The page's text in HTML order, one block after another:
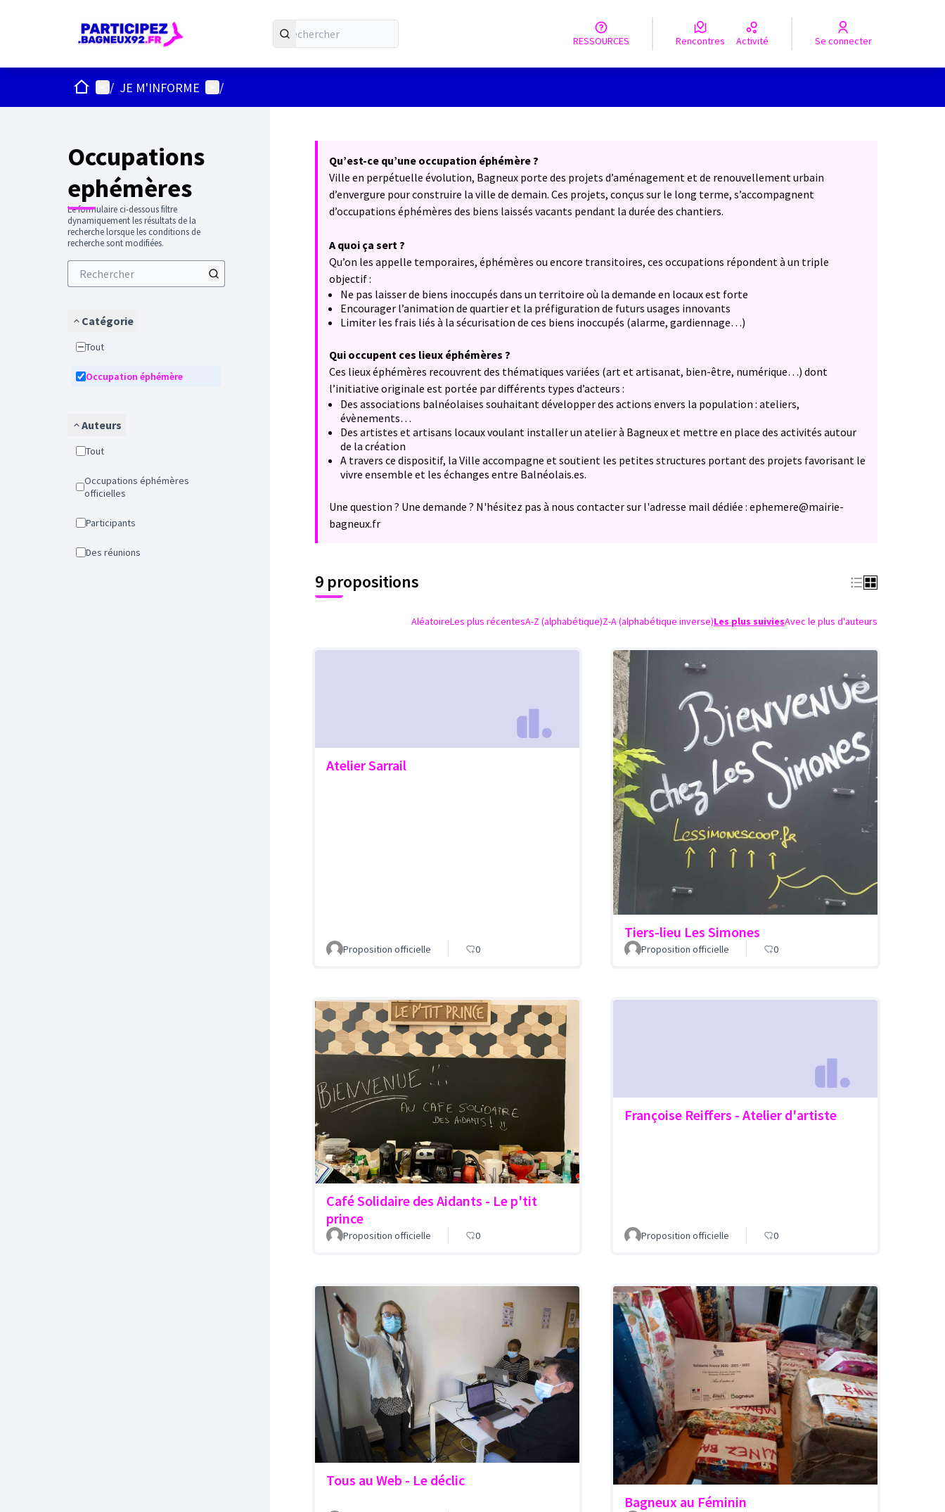
RESSOURCES Rencontres Activité Se connecter
ACCUEILMenu principal
/ JE M'INFORME Menu utilisateur
/
Occupations
ephémères
Le formulaire ci-dessous filtre
dynamiquement les résultats de la
recherche lorsque les conditions de
recherche sont modifiées.
Catégorie
Tout
Occupation éphémère
Auteurs
Tout
Occupations éphémères
officielles
Participants
Des réunions
Qu’est-ce qu’une occupation éphémère ?
Ville en perpétuelle évolution, Bagneux porte des projets d’aménagement et de renouvellement urbain
d’envergure pour construire la ville de demain. Ces projets, conçus sur le long terme, s’accompagnent
d’occupations éphémères des biens laissés vacants pendant la durée des chantiers.
A quoi ça sert ?
Qu’on les appelle temporaires, éphémères ou encore transitoires, ces occupations répondent à un triple
objectif :
Ne pas laisser de biens inoccupés dans un territoire où la demande en locaux est forte
Encourager l’animation de quartier et la préfiguration de futurs usages innovants
Limiter les frais liés à la sécurisation de ces biens inoccupés (alarme, gardiennage…)
Qui occupent ces lieux éphémères ?
Ces lieux éphémères recouvrent des thématiques variées (art et artisanat, bien-être, numérique…) dont
l’initiative originale est portée par différents types d’acteurs :
Des associations balnéolaises souhaitant développer des actions envers la population : ateliers,
évènements…
Des artistes et artisans locaux voulant installer un atelier à Bagneux et mettre en place des activités autour
de la création
A travers ce dispositif, la Ville accompagne et soutient les petites structures portant des projets favorisant le
vivre ensemble et les échanges entre Balnéolais.es.
Une question ? Une demande ? N'hésitez pas à nous contacter sur l'adresse mail dédiée : ephemere@mairie-
bagneux.fr
9 propositions
AléatoireLes plus récentesA-Z (alphabétique)Z-A (alphabétique inverse)Les plus suiviesAvec le plus d'auteurs
Atelier Sarrail
Proposition officielle 0
Tiers-lieu Les Simones
Proposition officielle 0
Café Solidaire des Aidants - Le p'tit
prince
Proposition officielle 0
Françoise Reiffers - Atelier d'artiste
Proposition officielle 0
Tous au Web - Le déclic
Bagneux au Féminin